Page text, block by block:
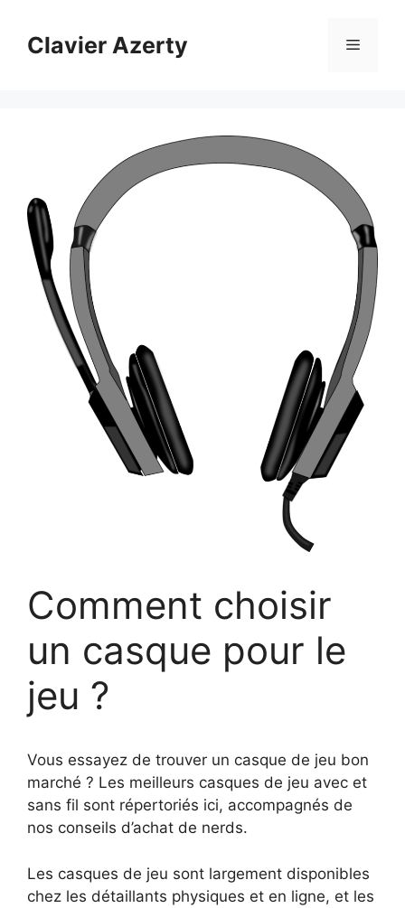
contenuClavier Azerty Menu
Comment choisir
un casque pour le
jeu ?
Vous essayez de trouver un casque de jeu bon
marché ? Les meilleurs casques de jeu avec et
sans fil sont répertoriés ici, accompagnés de
nos conseils d’achat de nerds.
Les casques de jeu sont largement disponibles
chez les détaillants physiques et en ligne, et les